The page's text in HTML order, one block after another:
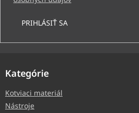
PRIHLÁSIŤ SA
Kategórie
Kotviaci materiál
Nástroje